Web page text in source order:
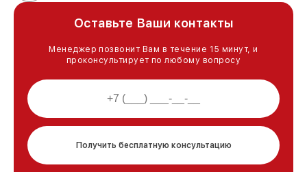
Оставьте Ваши контакты
Менеджер позвонит Вам в течение 15 минут, и
проконсультирует по любому вопросу
Получить бесплатную консультацию